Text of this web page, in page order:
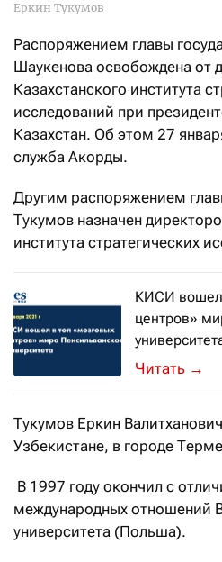
Еркин Тукумов
Распоряжением главы
Шаукенова освобождена от
Казахстанского института
исследований при
Казахстан. Об этом 27
служба Акорды.
Другим распоряжением
Тукумов назначен
института стратегических
КИСИ вошел
центров»
→
Тукумов Еркин
Узбекистане, в городе
В 1997 году окончил с
международных отношений
университета (Польша).